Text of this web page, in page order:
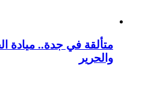
متألقة في جدة.. ميادة
والحرير